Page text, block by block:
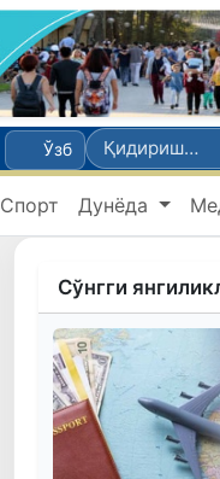
Ўзб
Спорт Дунёда
Сўнгги